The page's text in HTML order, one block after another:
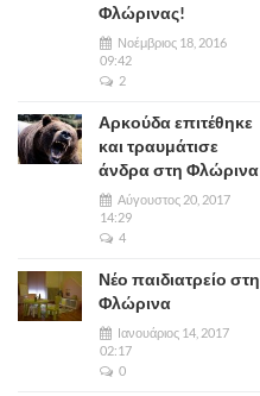
Φλώρινας!
Νοέμβριος 18, 2016
09:42
2
Αρκούδα επιτέθηκε
και τραυμάτισε
άνδρα στη Φλώρινα
Αύγουστος 20, 2017
14:29
4
Νέο παιδιατρείο στη
Φλώρινα
Ιανουάριος 14, 2017
02:17
0